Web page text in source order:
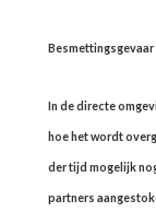
Besmettingsgevaar
In de directe
hoe het wordt
der tijd mogelijk
partners